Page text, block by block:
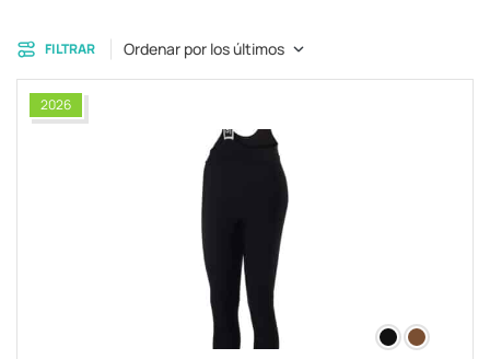
FILTRAR Ordenar por los últimos
2026